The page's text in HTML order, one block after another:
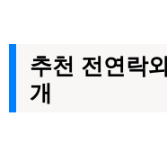
추천 전연락
개